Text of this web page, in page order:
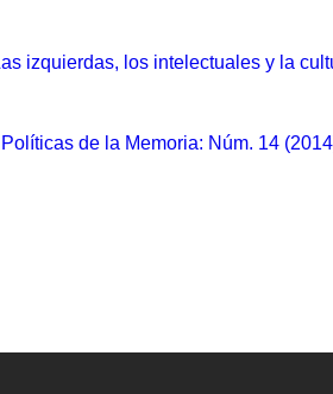
izquierdas, los intelectuales y la
Políticas de la Memoria: Núm. 14